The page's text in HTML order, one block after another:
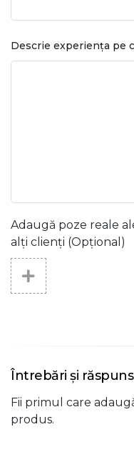
Descrie experiența pe
Adaugă poze reale
alți clienți (Opțional)
Întrebări și
Fii primul care
produs.